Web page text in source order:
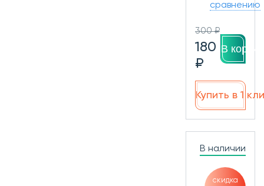
сравнению
300 ₽
180
₽
В
Купить в 1
В наличии
скидка